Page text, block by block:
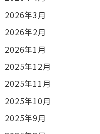
2026年3月
2026年2月
2026年1月
2025年12月
2025年11月
2025年10月
2025年9月